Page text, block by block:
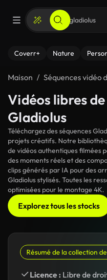
Coverr+ Nature
Maison Séquences vidéo
Vidéos libres
Gladiolus
Téléchargez des séquences
projets créatifs. Notre
de vidéos authentiques filmées
des moments réels et des
clips générés par IA pour des
Gladiolus stylisés. Toutes les
optimisées pour le montage 4K.
Explorez tous les stocks
Résumé de la collection
Licence : Libre de